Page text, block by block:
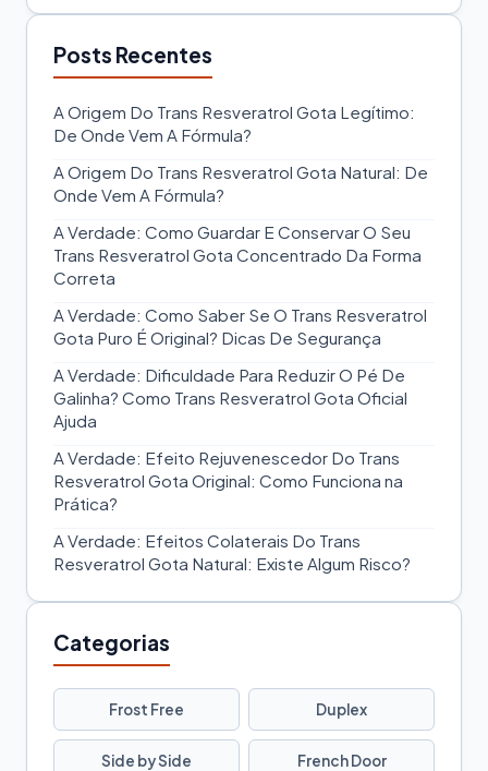
Posts Recentes
A Origem Do Trans Resveratrol Gota Legítimo:
De Onde Vem A Fórmula?
A Origem Do Trans Resveratrol Gota Natural: De
Onde Vem A Fórmula?
A Verdade: Como Guardar E Conservar O Seu
Trans Resveratrol Gota Concentrado Da Forma
Correta
A Verdade: Como Saber Se O Trans Resveratrol
Gota Puro É Original? Dicas De Segurança
A Verdade: Dificuldade Para Reduzir O Pé De
Galinha? Como Trans Resveratrol Gota Oficial
Ajuda
A Verdade: Efeito Rejuvenescedor Do Trans
Resveratrol Gota Original: Como Funciona na
Prática?
A Verdade: Efeitos Colaterais Do Trans
Resveratrol Gota Natural: Existe Algum Risco?
Categorias
Frost Free Duplex
Side by Side French Door